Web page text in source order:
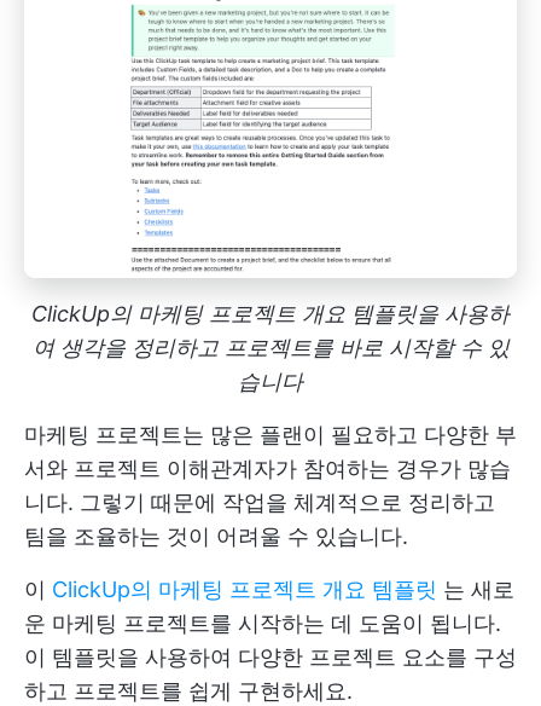
ClickUp의 마케팅 프로젝트 개요 템플릿을 사용하
여 생각을 정리하고 프로젝트를 바로 시작할 수 있
습니다
마케팅 프로젝트는 많은 플랜이 필요하고 다양한 부
서와 프로젝트 이해관계자가 참여하는 경우가 많습
니다. 그렇기 때문에 작업을 체계적으로 정리하고
팀을 조율하는 것이 어려울 수 있습니다.
이 ClickUp의 마케팅 프로젝트 개요 템플릿 는 새로
운 마케팅 프로젝트를 시작하는 데 도움이 됩니다.
이 템플릿을 사용하여 다양한 프로젝트 요소를 구성
하고 프로젝트를 쉽게 구현하세요.